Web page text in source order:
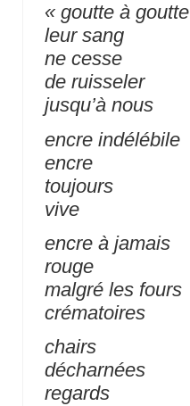
« goutte à goutte
leur sang
ne cesse
de ruisseler
jusqu’à nous
encre indélébile
encre
toujours
vive
encre à jamais
rouge
malgré les fours
crématoires
chairs
décharnées
regards